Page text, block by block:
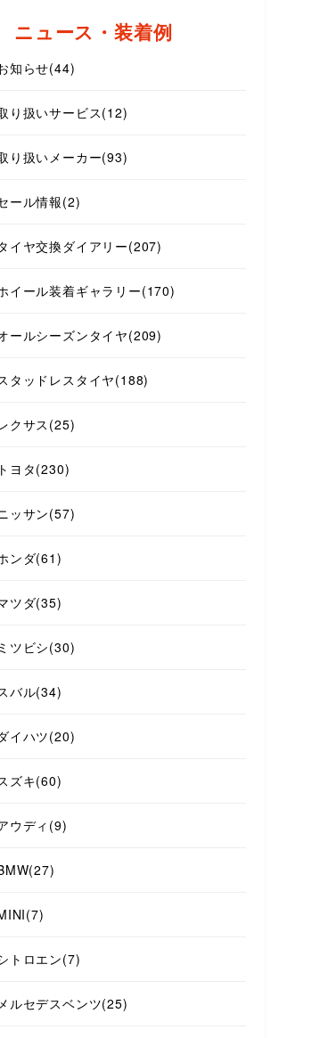
ニュース・装着例
知らせ(44)
り扱いサービス(12)
り扱いメーカー(93)
ール情報(2)
イヤ交換ダイアリー(207)
イール装着ギャラリー(170)
ールシーズンタイヤ(209)
タッドレスタイヤ(188)
クサス (25)
トヨタ(230)
ッサン(57)
ンダ(61)
ツダ(35)
ミツビシ(30)
バル(34)
イハツ(20)
ズキ(60)
ウディ (9)
(27)
(7)
トロエン(7)
ルセデスベンツ(25)